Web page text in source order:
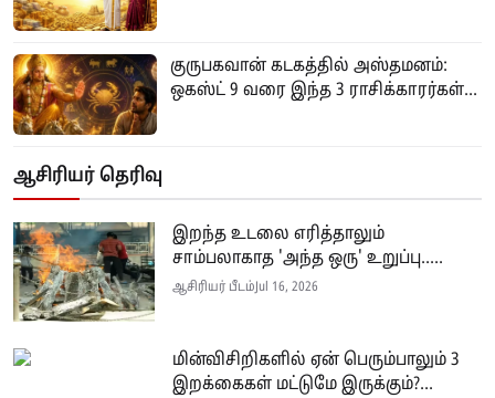
குருபகவான் கடகத்தில் அஸ்தமனம்:
ஒகஸ்ட் 9 வரை இந்த 3 ராசிக்காரர்கள்...
ஆசிரியர் தெரிவு
இறந்த உடலை எரித்தாலும்
சாம்பலாகாத 'அந்த ஒரு' உறுப்பு.....
ஆசிரியர் பீடம் Jul 16, 2026
மின்விசிறிகளில் ஏன் பெரும்பாலும் 3
இறக்கைகள் மட்டுமே இருக்கும்?...